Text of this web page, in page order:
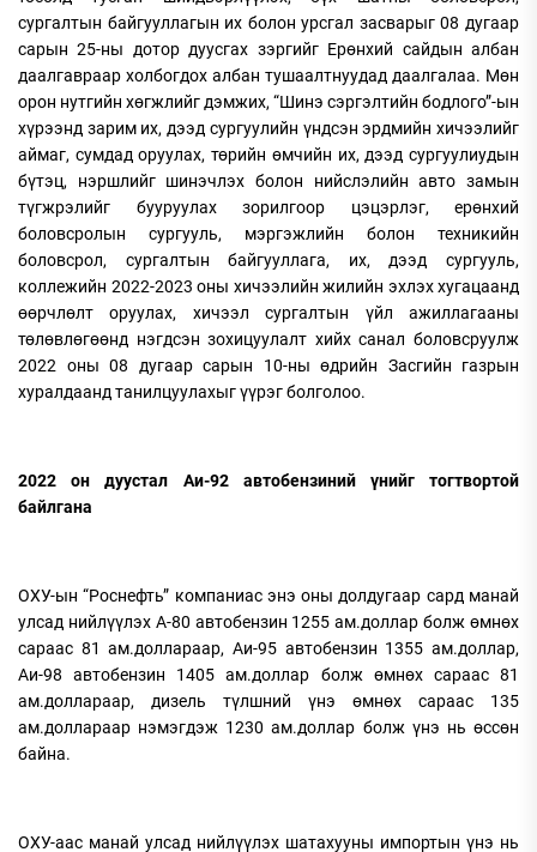
сургалтын байгууллагын их болон урсгал засварыг 08 дугаар
сарын 25-ны дотор дуусгах зэргийг Ерөнхий сайдын албан
даалгавраар холбогдох албан тушаалтнуудад даалгалаа. Мөн
орон нутгийн хөгжлийг дэмжих, “Шинэ сэргэлтийн бодлого”-ын
хүрээнд зарим их, дээд сургуулийн үндсэн эрдмийн хичээлийг
аймаг, сумдад оруулах, төрийн өмчийн их, дээд сургуулиудын
бүтэц, нэршлийг шинэчлэх болон нийслэлийн авто замын
түгжрэлийг бууруулах зорилгоор цэцэрлэг, ерөнхий
боловсролын сургууль, мэргэжлийн болон техникийн
боловсрол, сургалтын байгууллага, их, дээд сургууль,
коллежийн 2022-2023 оны хичээлийн жилийн эхлэх хугацаанд
өөрчлөлт оруулах, хичээл сургалтын үйл ажиллагааны
төлөвлөгөөнд нэгдсэн зохицуулалт хийх санал боловсруулж
2022 оны 08 дугаар сарын 10-ны өдрийн Засгийн газрын
хуралдаанд танилцуулахыг үүрэг болголоо.
2022 он дуустал Аи-92 автобензиний үнийг тогтвортой
байлгана
ОХУ-ын “Роснефть” компаниас энэ оны долдугаар сард манай
улсад нийлүүлэх А-80 автобензин 1255 ам.доллар болж өмнөх
сараас 81 ам.доллараар, Аи-95 автобензин 1355 ам.доллар,
Аи-98 автобензин 1405 ам.доллар болж өмнөх сараас 81
ам.доллараар, дизель түлшний үнэ өмнөх сараас 135
ам.доллараар нэмэгдэж 1230 ам.доллар болж үнэ нь өссөн
байна.
ОХУ-аас манай улсад нийлүүлэх шатахууны импортын үнэ нь